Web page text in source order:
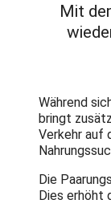
Mit
Während
bringt
Verkehr auf
Die
Dies erhöht